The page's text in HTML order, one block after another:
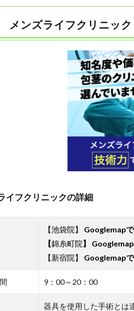
メンズライフクリニッ
イフクリニックの詳細
【池袋院】
Googlemap
【錦糸町院】
【新宿院】 Googlemap
9：00～20：00
器具を使用した手術とは